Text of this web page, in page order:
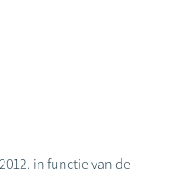
in functie van de